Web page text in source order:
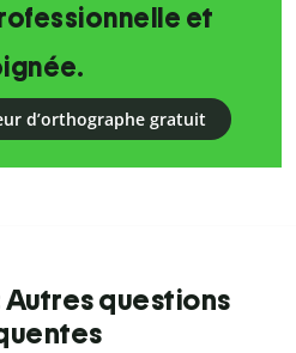
et
d’orthographe gratuit
questions